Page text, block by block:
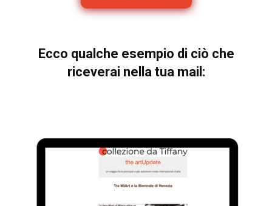
Ecco qualche esempio di ciò che
riceverai nella tua mail: